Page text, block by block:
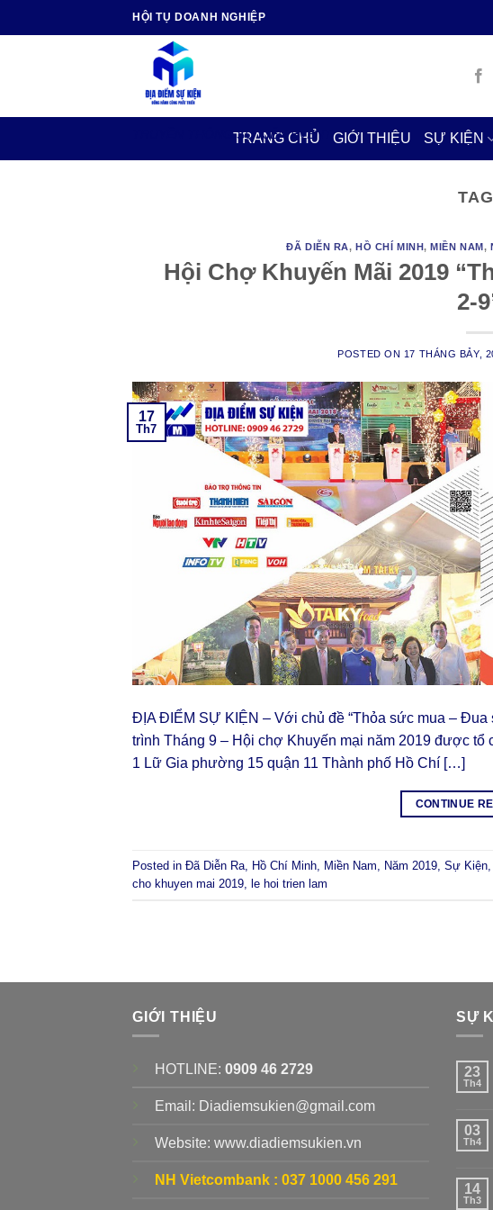
to
HỘI TỤ DOANH NGHIỆP
TRUYỀN THÔNG SỰ KIỆN EVENT
TRANG CHỦ GIỚI THIỆU SỰ KIỆN
ĐÃ DIỄN RA,HỒ CHÍ MINH,MIỀN NAM,
Hội Chợ Khuyến Mãi 2019
2-
POSTED ON 17 THÁNG BẢY,
17
Th7
ĐỊA ĐIỂM SỰ KIỆN – Với chủ đề “Thỏa sức mua –
trình Tháng 9 – Hội chợ Khuyến mại năm 2019 được
1 Lữ Gia phường 15 quận 11 Thành phố Hồ Chí […]
CONTINUE
Posted in Đã Diễn Ra Hồ Chí Minh Miền Nam Năm 2019 Sự Kiện
cho khuyen mai 2019
le hoi trien lam
GIỚI THIỆU
HOTLINE: 0909 46 2729
Email: Diadiemsukien@gmail.com
Website: www.diadiemsukien.vn
NH Vietcombank : 037 1000 456 291
SỰ
23
Th4
03
Th4
14
Th3